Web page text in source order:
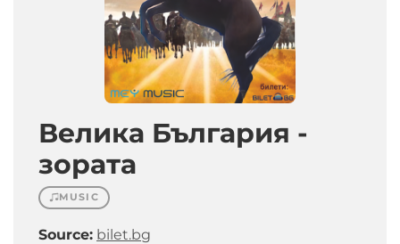
Велика България -
зората
MUSIC
Source: bilet.bg